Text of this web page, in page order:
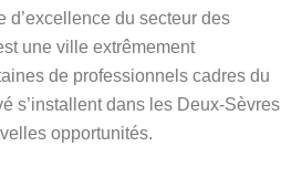
d’excellence du secteur des
une ville extrêmement
de professionnels cadres du
s’installent dans les Deux-Sèvres
opportunités.